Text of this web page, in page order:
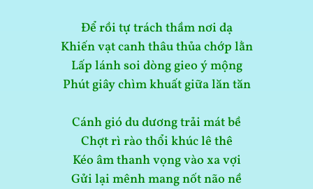
Để rồi tự trách thầm nơi dạ
Khiến vạt canh thâu thủa chớp lằn
Lấp lánh soi dòng gieo ý mộng
Phút giây chìm khuất giữa lăn tăn
Cánh gió du dương trải mát bề
Chợt rì rào thổi khúc lê thê
Kéo âm thanh vọng vào xa vợi
Gửi lại mênh mang nốt não nề